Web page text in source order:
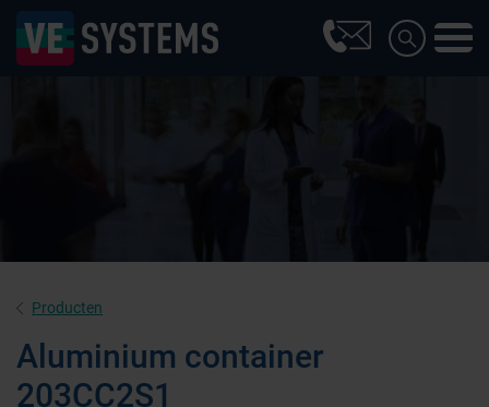
Producten
Aluminium container
203CC2S1